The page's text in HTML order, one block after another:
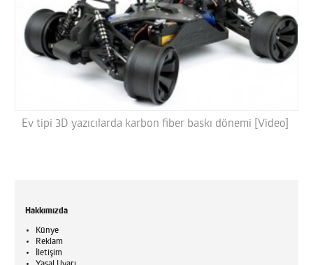
Ev tipi 3D yazıcılarda karbon fiber baskı dönemi [Video]
Hakkımızda
Künye
Reklam
İletişim